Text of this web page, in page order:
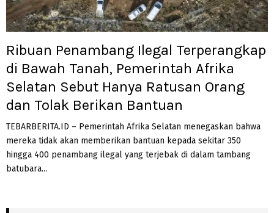
Ribuan Penambang Ilegal Terperangkap
di Bawah Tanah, Pemerintah Afrika
Selatan Sebut Hanya Ratusan Orang
dan Tolak Berikan Bantuan
TEBARBERITA.ID – Pemerintah Afrika Selatan menegaskan bahwa
mereka tidak akan memberikan bantuan kepada sekitar 350
hingga 400 penambang ilegal yang terjebak di dalam tambang
batubara...